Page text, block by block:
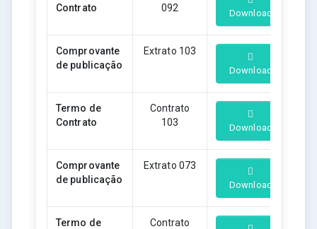
Contrato
092
Download
Comprovante
de publicação
Extrato 103
Download
Termo de
Contrato
Contrato
103
Download
Comprovante
de publicação
Extrato 073
Download
Termo de
Contrato